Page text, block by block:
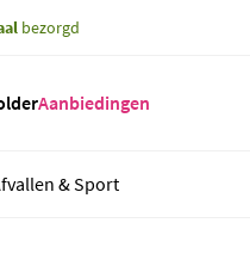
bezorgd
Aanbiedingen
& Sport